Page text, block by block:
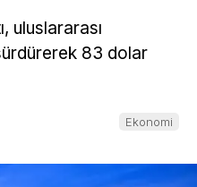
uluslararası
83 dolar
Ekonomi